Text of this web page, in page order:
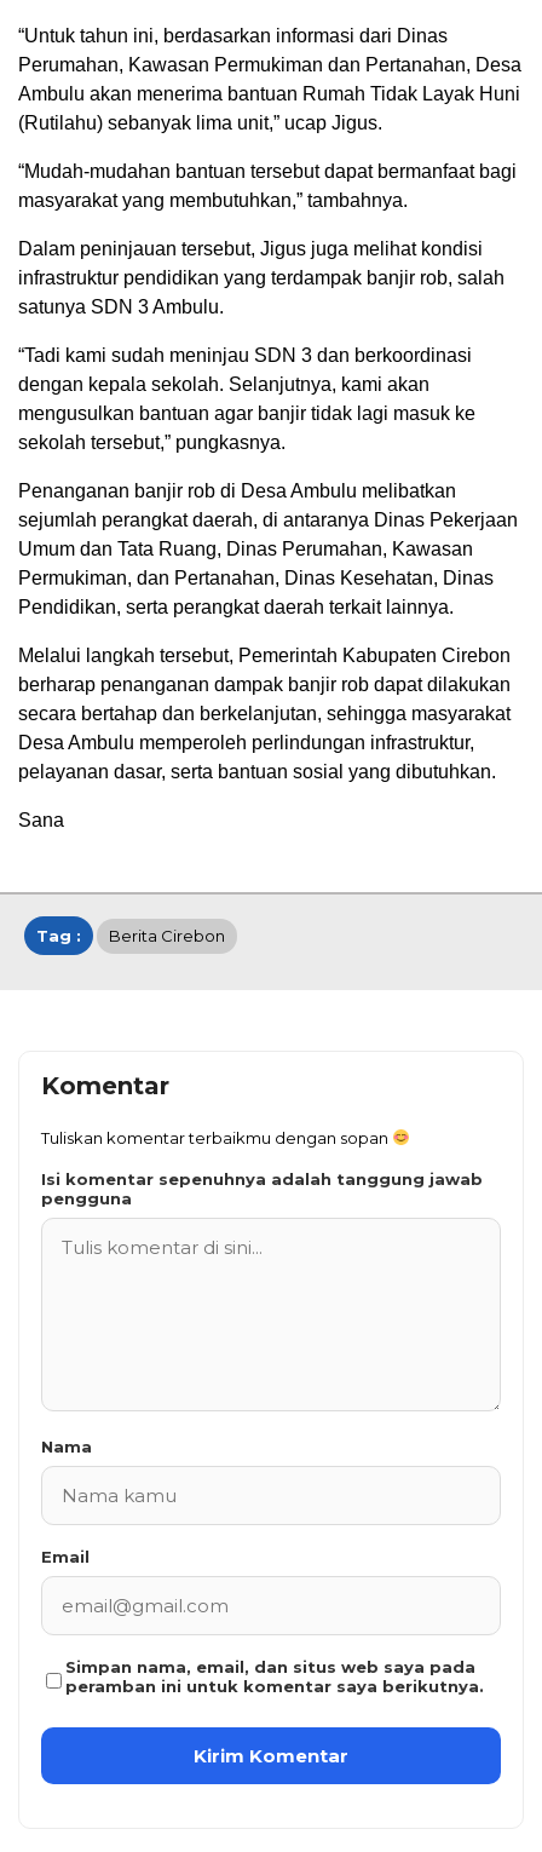
“Untuk tahun ini, berdasarkan informasi dari Dinas
Perumahan, Kawasan Permukiman dan Pertanahan, Desa
Ambulu akan menerima bantuan Rumah Tidak Layak Huni
(Rutilahu) sebanyak lima unit,” ucap Jigus.
“Mudah-mudahan bantuan tersebut dapat bermanfaat bagi
masyarakat yang membutuhkan,” tambahnya.
Dalam peninjauan tersebut, Jigus juga melihat kondisi
infrastruktur pendidikan yang terdampak banjir rob, salah
satunya SDN 3 Ambulu.
“Tadi kami sudah meninjau SDN 3 dan berkoordinasi
dengan kepala sekolah. Selanjutnya, kami akan
mengusulkan bantuan agar banjir tidak lagi masuk ke
sekolah tersebut,” pungkasnya.
Penanganan banjir rob di Desa Ambulu melibatkan
sejumlah perangkat daerah, di antaranya Dinas Pekerjaan
Umum dan Tata Ruang, Dinas Perumahan, Kawasan
Permukiman, dan Pertanahan, Dinas Kesehatan, Dinas
Pendidikan, serta perangkat daerah terkait lainnya.
Melalui langkah tersebut, Pemerintah Kabupaten Cirebon
berharap penanganan dampak banjir rob dapat dilakukan
secara bertahap dan berkelanjutan, sehingga masyarakat
Desa Ambulu memperoleh perlindungan infrastruktur,
pelayanan dasar, serta bantuan sosial yang dibutuhkan.
Sana
Tag : Berita Cirebon
Komentar
Tuliskan komentar terbaikmu dengan sopan
Isi komentar sepenuhnya adalah tanggung jawab
pengguna
Nama
Email
Simpan nama, email, dan situs web saya pada
peramban ini untuk komentar saya berikutnya.